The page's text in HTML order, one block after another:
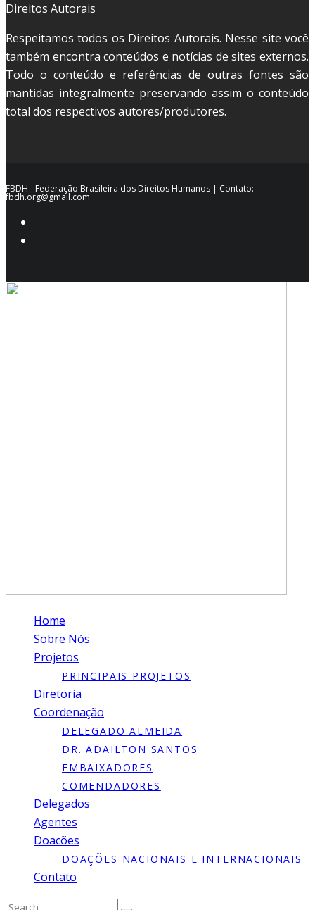
Direitos Autorais
Respeitamos todos os Direitos Autorais. Nesse site você
também encontra conteúdos e notícias de sites externos.
Todo o conteúdo e referências de outras fontes são
mantidas integralmente preservando assim o conteúdo
total dos respectivos autores/produtores.
FBDH - Federação Brasileira dos Direitos Humanos | Contato:
fbdh.org@gmail.com
Home
Sobre Nós
Projetos
PRINCIPAIS PROJETOS
Diretoria
Coordenação
DELEGADO ALMEIDA
DR. ADAILTON SANTOS
EMBAIXADORES
COMENDADORES
Delegados
Agentes
Doacões
DOAÇÕES NACIONAIS E INTERNACIONAIS
Contato